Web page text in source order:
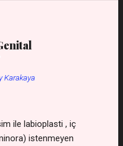
beraberinde taşır. ***
Listesini WhatsApp'tan
kaydetmeniz
Karakaya
ile labioplasti , iç
istenmeyen